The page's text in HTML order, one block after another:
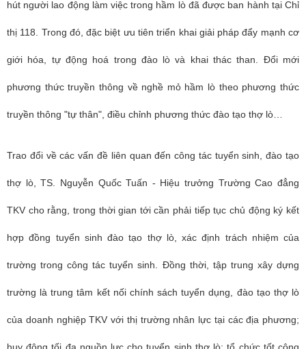
hút người lao động làm việc trong hầm lò đã được ban hành tại Chỉ
thị 118. Trong đó, đặc biệt ưu tiên triển khai giải pháp đẩy mạnh cơ
giới hóa, tự động hoá trong đào lò và khai thác than. Đổi mới
phương thức truyền thông về nghề mỏ hầm lò theo phương thức
truyền thông "tự thân", điều chỉnh phương thức đào tạo thợ lò…
Trao đổi về các vấn đề liên quan đến công tác tuyển sinh, đào tạo
thợ lò, TS. Nguyễn Quốc Tuấn - Hiệu trưởng Trường Cao đẳng
TKV cho rằng, trong thời gian tới cần phải tiếp tục chủ động ký kết
hợp đồng tuyển sinh đào tạo thợ lò, xác định trách nhiệm của
trường trong công tác tuyển sinh. Đồng thời, tập trung xây dựng
trường là trung tâm kết nối chính sách tuyển dụng, đào tạo thợ lò
của doanh nghiệp TKV với thị trường nhân lực tại các địa phương;